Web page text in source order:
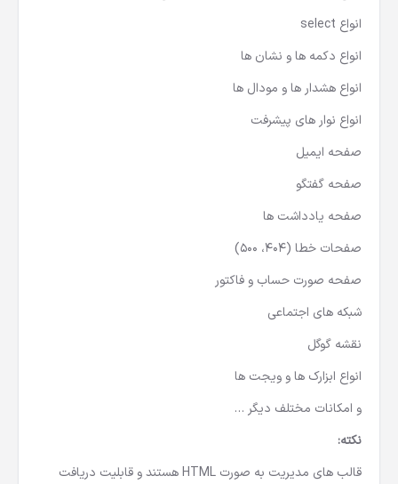
انواع select
انواع دکمه ها و نشان ها
انواع هشدار ها و مودال ها
انواع نوار های پیشرفت
صفحه ایمیل
صفحه گفتگو
صفحه یادداشت ها
صفحات خطا (404، 500)
صفحه صورت حساب و فاکتور
شبکه های اجتماعی
نقشه گوگل
انواع ابزارک ها و ویجت ها
و امکانات مختلف دیگر …
نکته:
قالب های مدیریت به صورت HTML هستند و قابلیت دریافت